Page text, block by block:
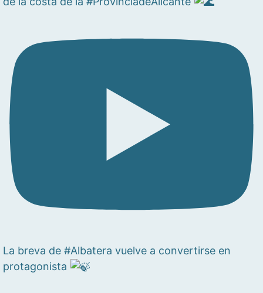
La breva de #Albatera vuelve a convertirse en
protagonista